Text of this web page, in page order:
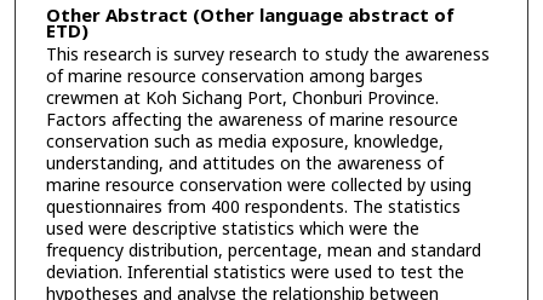
Other Abstract (Other language abstract of
ETD)
This research is survey research to study the awareness
of marine resource conservation among barges
crewmen at Koh Sichang Port, Chonburi Province.
Factors affecting the awareness of marine resource
conservation such as media exposure, knowledge,
understanding, and attitudes on the awareness of
marine resource conservation were collected by using
questionnaires from 400 respondents. The statistics
used were descriptive statistics which were the
frequency distribution, percentage, mean and standard
deviation. Inferential statistics were used to test the
hypotheses and analyse the relationship between